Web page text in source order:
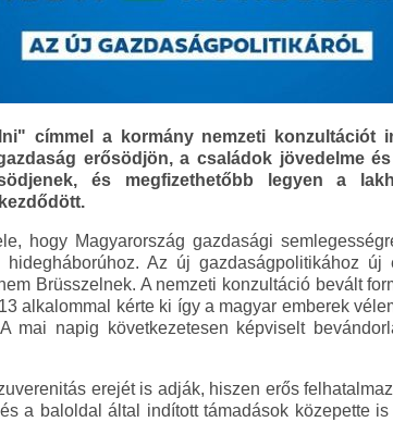
címmel a kormány nemzeti konzultációt
erősödjön, a családok jövedelme
és megfizethetőbb legyen a
hogy Magyarország gazdasági
Az új gazdaságpolitikához
Brüsszelnek. A nemzeti konzultáció bevált
alkalommal kérte ki így a magyar emberek
mai napig következetesen képviselt
erejét is adják, hiszen erős
a baloldal által indított támadások közepette